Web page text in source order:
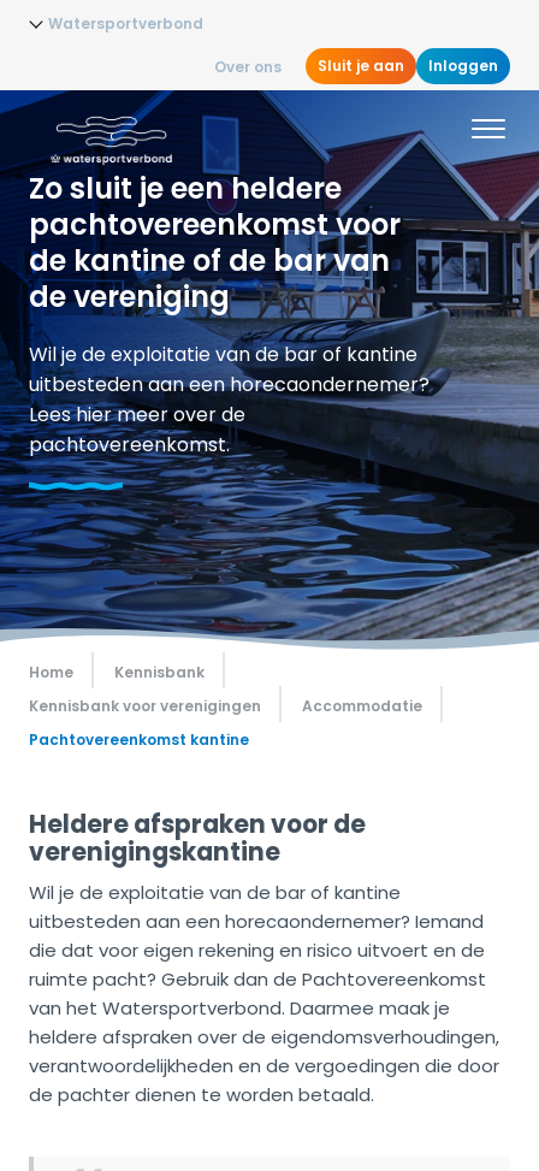
Watersportverbond
Over ons Sluit je aan Inloggen
Zo sluit je een heldere
pachtovereenkomst voor
de kantine of de bar van
de vereniging
Wil je de exploitatie van de bar of kantine
uitbesteden aan een horecaondernemer?
Lees hier meer over de
pachtovereenkomst.
Home
Kennisbank
Kennisbank voor verenigingen
Accommodatie
Pachtovereenkomst kantine
Heldere afspraken voor de
verenigingskantine
Wil je de exploitatie van de bar of kantine
uitbesteden aan een horecaondernemer? Iemand
die dat voor eigen rekening en risico uitvoert en de
ruimte pacht? Gebruik dan de Pachtovereenkomst
van het Watersportverbond. Daarmee maak je
heldere afspraken over de eigendomsverhoudingen,
verantwoordelijkheden en de vergoedingen die door
de pachter dienen te worden betaald.